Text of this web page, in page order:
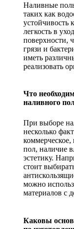
Наливные
таких как
устойчивость
легкость в
поверхности,
грязи и
иметь
реализовать
Что
наливного
При выборе
несколько
коммерческое,
пол, наличие
эстетику.
стоит
можно
материалов с
Каковы